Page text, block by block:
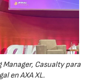
Casualty para
en AXA XL.